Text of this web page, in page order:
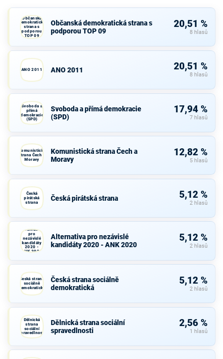
Občanská
demokratická
strana s
podporou
TOP 09
Občanská demokratická strana s
podporou TOP 09
20,51 %
8 hlasů
ANO 2011 ANO 2011 20,51 %
8 hlasů
Svoboda a
přímá
demokracie
(SPD)
Svoboda a přímá demokracie
(SPD)
17,94 %
7 hlasů
Komunistická
strana Čech a
Moravy
Komunistická strana Čech a
Moravy
12,82 %
5 hlasů
Česká
pirátská
strana
Česká pirátská strana 5,12 %
2 hlasů
Alternativa
pro
nezávislé
kandidáty
2020 -
ANK 2020
Alternativa pro nezávislé
kandidáty 2020 - ANK 2020
5,12 %
2 hlasů
Česká strana
sociálně
demokratická
Česká strana sociálně
demokratická
5,12 %
2 hlasů
Dělnická
strana
sociální
spravedlnosti
Dělnická strana sociální
spravedlnosti
2,56 %
1 hlasů